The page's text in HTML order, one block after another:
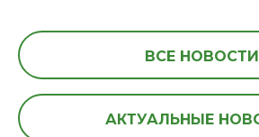
ВСЕ НОВОСТИ
АКТУАЛЬНЫЕ